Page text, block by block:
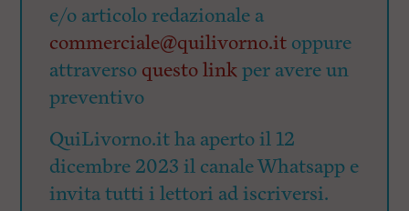
e/o articolo redazionale a
commerciale@quilivorno.it oppure
attraverso questo linkper avere un
preventivo
QuiLivorno.it ha aperto il 12
dicembre 2023 il canale Whatsapp e
invita tutti i lettori ad iscriversi.